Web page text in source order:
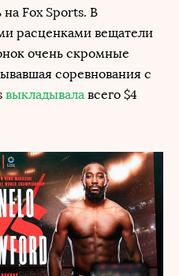
Fox Sports. В
расценками вещатели
очень скромные
соревнования с
выкладывала всего $4